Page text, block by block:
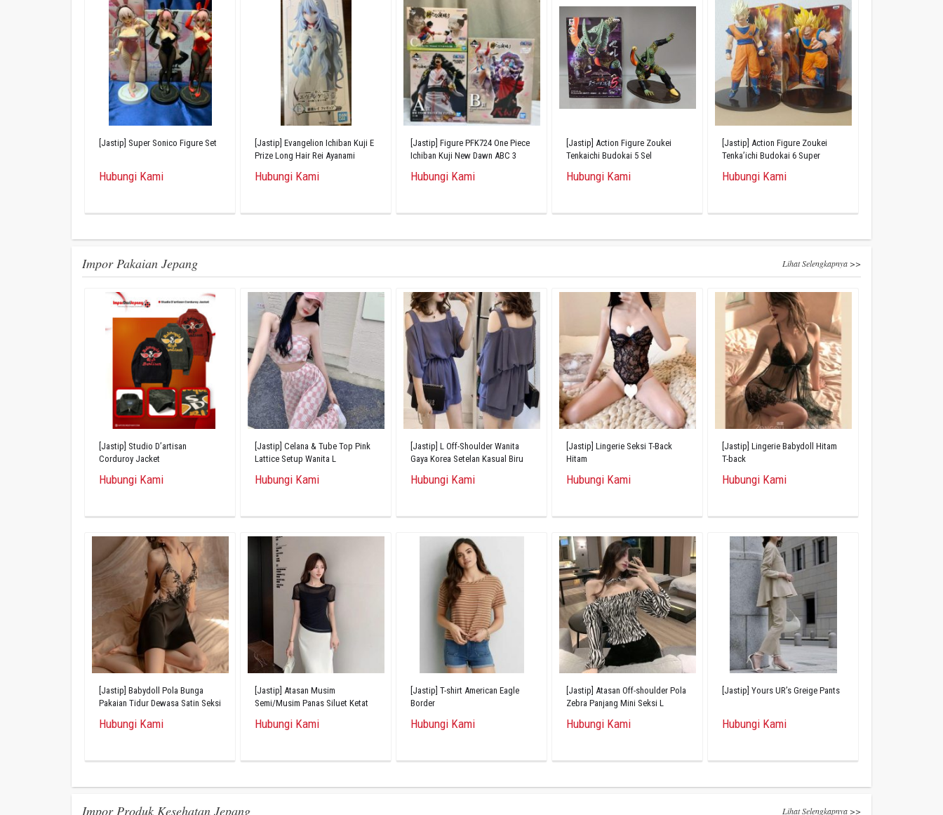
[Jastip] Super Sonico Figure Set
Hubungi Kami
[Jastip] Evangelion Ichiban Kuji E
Prize Long Hair Rei Ayanami
Hubungi Kami
[Jastip] Figure PFK724 One Piece
Ichiban Kuji New Dawn ABC 3
Hubungi Kami
[Jastip] Action Figure Zoukei
Tenkaichi Budokai 5 Sel
Hubungi Kami
[Jastip] Action Figure Zoukei
Tenka’ichi Budokai 6 Super
Hubungi Kami
Impor Pakaian Jepang Lihat Selengkapnya >>
[Jastip] Studio D’artisan
Corduroy Jacket
Hubungi Kami
[Jastip] Celana & Tube Top Pink
Lattice Setup Wanita L
Hubungi Kami
[Jastip] L Off-Shoulder Wanita
Gaya Korea Setelan Kasual Biru
Hubungi Kami
[Jastip] Lingerie Seksi T-Back
Hitam
Hubungi Kami
[Jastip] Lingerie Babydoll Hitam
T-back
Hubungi Kami
[Jastip] Babydoll Pola Bunga
Pakaian Tidur Dewasa Satin Seksi
Hubungi Kami
[Jastip] Atasan Musim
Semi/Musim Panas Siluet Ketat
Hubungi Kami
[Jastip] T-shirt American Eagle
Border
Hubungi Kami
[Jastip] Atasan Off-shoulder Pola
Zebra Panjang Mini Seksi L
Hubungi Kami
[Jastip] Yours UR’s Greige Pants
Hubungi Kami
Impor Produk Kesehatan Jepang Lihat Selengkapnya >>